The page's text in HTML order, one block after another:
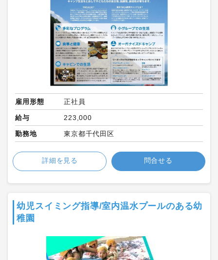
雇用形態 正社員
給与 223,000
勤務地 東京都千代田区
詳細を見る 問合せる
幼児スイミング指導/室内温水プールのある幼
稚園